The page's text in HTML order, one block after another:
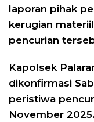
laporan pihak
kerugian
pencurian
Kapolsek
dikonfirmasi
peristiwa
November